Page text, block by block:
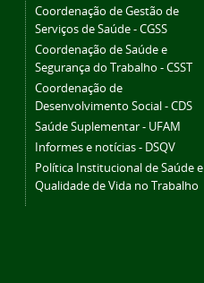
Coordenação de Gestão de
Serviços de Saúde - CGSS
Coordenação de Saúde e
Segurança do Trabalho - CSST
Coordenação de
Desenvolvimento Social - CDS
Saúde Suplementar - UFAM
Informes e notícias - DSQV
Política Institucional de Saúde e
Qualidade de Vida no Trabalho